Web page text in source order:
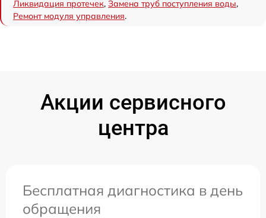
Ликвидация протечек, Замена труб поступления воды,
Ремонт модуля управления.
Акции сервисного
центра
Бесплатная диагностика в день
обращения